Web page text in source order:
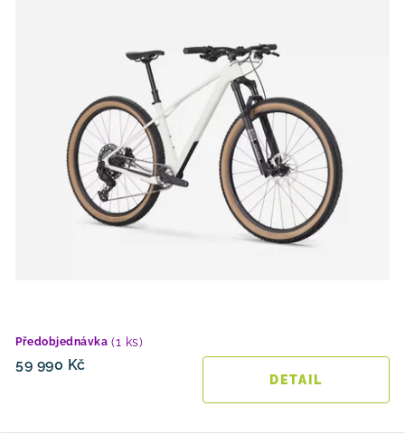
Předobjednávka (1 ks)
59 990 Kč